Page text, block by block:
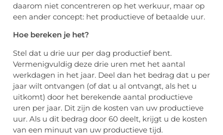
daarom niet concentreren op het werkuur, maar op
een ander concept: het productieve of betaalde uur.
Hoe bereken je het?
Stel dat u drie uur per dag productief bent.
Vermenigvuldig deze drie uren met het aantal
werkdagen in het jaar. Deel dan het bedrag dat u per
jaar wilt ontvangen (of dat u al ontvangt, als het u
uitkomt) door het berekende aantal productieve
uren per jaar. Dit zijn de kosten van uw productieve
uur. Als u dit bedrag door 60 deelt, krijgt u de kosten
van een minuut van uw productieve tijd.